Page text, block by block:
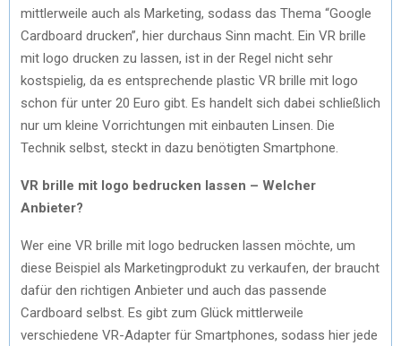
mittlerweile auch als Marketing, sodass das Thema “Google
Cardboard drucken”, hier durchaus Sinn macht. Ein VR brille
mit logo drucken zu lassen, ist in der Regel nicht sehr
kostspielig, da es entsprechende plastic VR brille mit logo
schon für unter 20 Euro gibt. Es handelt sich dabei schließlich
nur um kleine Vorrichtungen mit einbauten Linsen. Die
Technik selbst, steckt in dazu benötigten Smartphone.
VR brille mit logo bedrucken lassen – Welcher
Anbieter?
Wer eine VR brille mit logo bedrucken lassen möchte, um
diese Beispiel als Marketingprodukt zu verkaufen, der braucht
dafür den richtigen Anbieter und auch das passende
Cardboard selbst. Es gibt zum Glück mittlerweile
verschiedene VR-Adapter für Smartphones, sodass hier jede